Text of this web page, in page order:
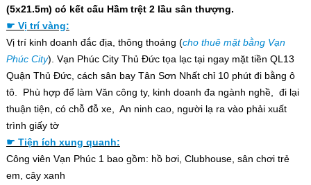
(5x21.5m) có kết cấu Hầm trệt 2 lầu sân thượng.
☛ Vị trí vàng:
Vị trí kinh doanh đắc địa, thông thoáng (cho thuê mặt bằng Vạn
Phúc City). Vạn Phúc City Thủ Đức tọa lạc tại ngay mặt tiền QL13
Quận Thủ Đức, cách sân bay Tân Sơn Nhất chỉ 10 phút đi bằng ô
tô. Phù hợp để làm Văn công ty, kinh doanh đa ngành nghề, đi lại
thuận tiện, có chỗ đỗ xe, An ninh cao, người lạ ra vào phải xuất
trình giấy tờ
☛ Tiện ích xung quanh:
Công viên Vạn Phúc 1 bao gồm: hồ bơi, Clubhouse, sân chơi trẻ
em, cây xanh